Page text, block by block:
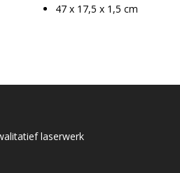
47 x 17,5 x 1,5 cm
laserwerk